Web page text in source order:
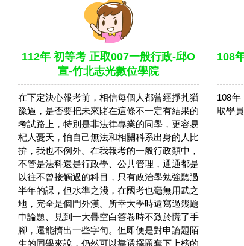
112年 初等考 正取007一般行政-邱O
宣-竹北志光數位學院
在下定決心報考前，相信每個人都曾經掙扎猶
豫過，是否要把未來賭在這條不一定有結果的
考試路上，特別是非法律專業的同學，更容易
杞人憂天，怕自己無法和相關科系出身的人比
拚，我也不例外。在我報考的一般行政類中，
不管是法科還是行政學、公共管理，通通都是
以往不曾接觸過的科目，只有政治學勉強聽過
半年的課，但水準之淺，在國考也毫無用武之
地，完全是個門外漢。所幸大學時還寫過幾題
申論題、見到一大疊空白答卷時不致於慌了手
腳，還能擠出一些字句。但即便是對申論題陌
生的同學來說，仍然可以靠選擇題奪下上榜的
108
108
取學